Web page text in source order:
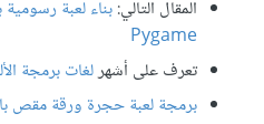
المقال التالي:بناء لعبة
Pygame
تعرف على أشهرلغات برمجة
برمجة لعبة حجرة ورقة مقص